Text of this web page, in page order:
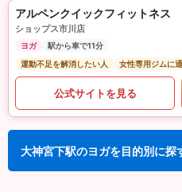
アルペンクイックフィットネス
ショップス市川店
ヨガ
駅から車で11分
運動不足を解消したい人
女性専用ジムに
公式サイトを見る
大神宮下駅のヨガを目的別に探